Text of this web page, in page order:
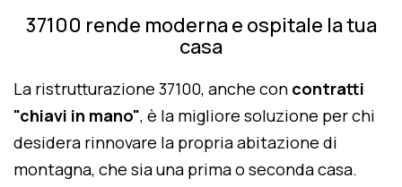
37100 rende moderna e ospitale la tua
casa
La ristrutturazione 37100, anche con contratti
"chiavi in mano", è la migliore soluzione per chi
desidera rinnovare la propria abitazione di
montagna, che sia una prima o seconda casa.